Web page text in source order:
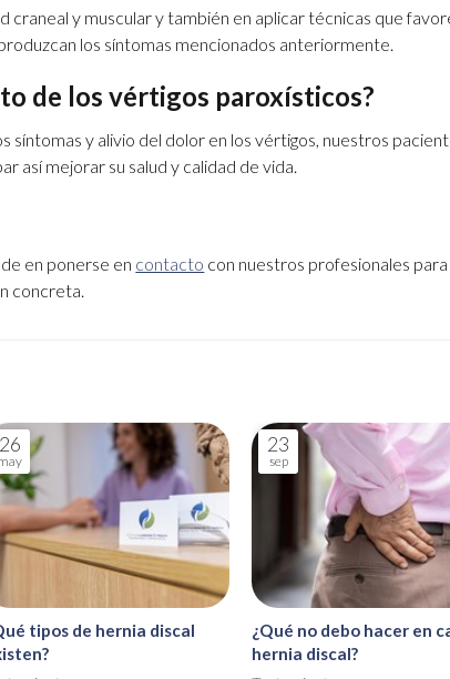
craneal y muscular y también en aplicar técnicas que
los síntomas mencionados anteriormente.
de los vértigos paroxísticos?
síntomas y alivio del dolor en los vértigos, nuestros
así mejorar su salud y calidad de vida.
en ponerse en contacto con nuestros profesionales para
concreta.
26
tipos de hernia discal
23
sep
¿Qué no debo hacer en
hernia discal?